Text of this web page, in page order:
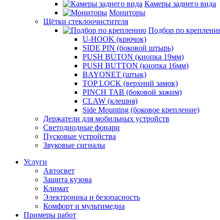
Камеры заднего вида
Мониторы
Щётки стеклоочистителя
Подбор по
U-HOOK (крючок)
SIDE PIN (боковой штырь)
PUSH BUTON (кнопка 19мм)
PUSH BUTTON (кнопка 16мм)
BAYONET (штык)
TOP LOCK (верхний замок)
PINCH TAB (боковой зажим)
CLAW (клешня)
Side Mounting (боковое крепление)
Держатели для мобильных устройств
Светодиодные фонари
Пусковые устройства
Звуковые сигналы
Услуги
Автосвет
Защита кузова
Климат
Электроника и безопасность
Комфорт и мультимедиа
Примеры работ